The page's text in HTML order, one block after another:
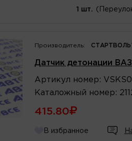
1 шт.
Производитель:
Датчик детонации
Артикул номер :
Каталожный номер :
415.80
В избранное